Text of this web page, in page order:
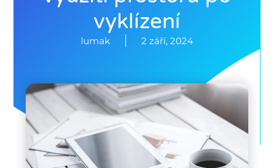
vyklízení
lumak 2 září, 2024